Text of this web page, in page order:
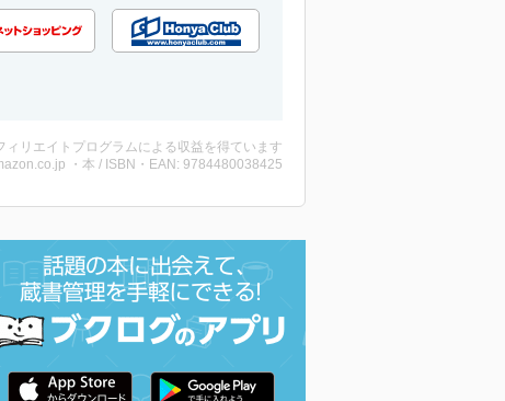
ィリエイトプログラムによる収益を得ています
・本 / ISBN・EAN: 9784480038425